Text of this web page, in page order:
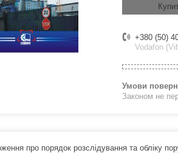
+380 (50)
Vodafon
Законом не
про порядок розслідування та обліку